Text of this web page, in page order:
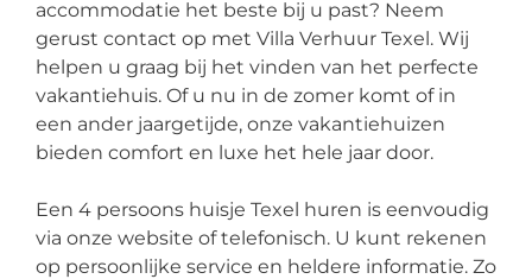
accommodatie het beste bij u past? Neem
gerust contact op met Villa Verhuur Texel. Wij
helpen u graag bij het vinden van het perfecte
vakantiehuis. Of u nu in de zomer komt of in
een ander jaargetijde, onze vakantiehuizen
bieden comfort en luxe het hele jaar door.
Een 4 persoons huisje Texel huren is eenvoudig
via onze website of telefonisch. U kunt rekenen
op persoonlijke service en heldere informatie. Zo